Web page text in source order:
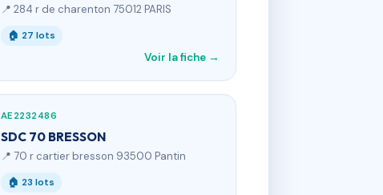
📍 284 r de charenton 75012 PARIS
🏠 27 lots
Voir la fiche →
AE2232486
SDC 70 BRESSON
📍 70 r cartier bresson 93500 Pantin
🏠 23 lots